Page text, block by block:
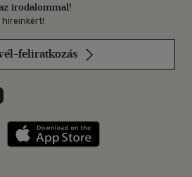
irodalommal!
feliratkozás
on
Instagramon
Libri a LinkedInen
applikáció Szerezd meg: Google